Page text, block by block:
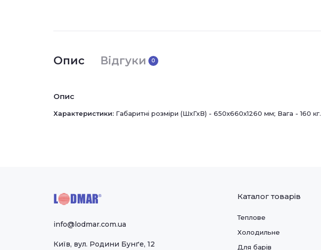
Опис Відгуки 0
Опис
Характеристики: Габаритні розміри (ШхГхВ) - 650х660х1260 мм; Вага - 160 кг.
info@lodmar.com.ua
Київ, вул. Родини Бунґе, 12
Каталог товарів
Теплове
Холодильне
Для барів